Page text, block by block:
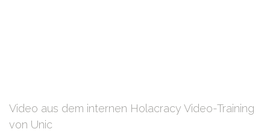
Video aus dem internen Holacracy Video-Training
von Unic